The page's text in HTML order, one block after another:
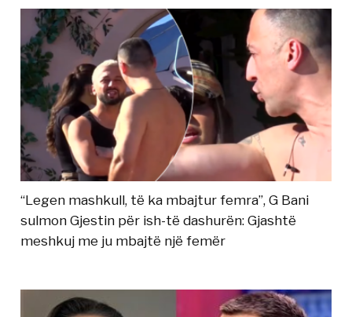
“Legen mashkull, të ka mbajtur femra”, G Bani
sulmon Gjestin për ish-të dashurën: Gjashtë
meshkuj me ju mbajtë një femër